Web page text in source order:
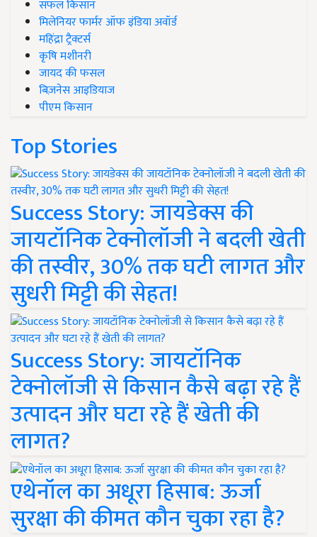
सफल किसान
मिलेनियर फार्मर ऑफ इंडिया अवॉर्ड
महिंद्रा ट्रैक्टर्स
कृषि मशीनरी
जायद की फसल
बिज़नेस आइडियाज
पीएम किसान
Top Stories
Success Story: जायडेक्स की
जायटॉनिक टेक्नोलॉजी ने बदली खेती
की तस्वीर, 30% तक घटी लागत और
सुधरी मिट्टी की सेहत!
Success Story: जायटॉनिक
टेक्नोलॉजी से किसान कैसे बढ़ा रहे हैं
उत्पादन और घटा रहे हैं खेती की
लागत?
एथेनॉल का अधूरा हिसाब: ऊर्जा
सुरक्षा की कीमत कौन चुका रहा है?